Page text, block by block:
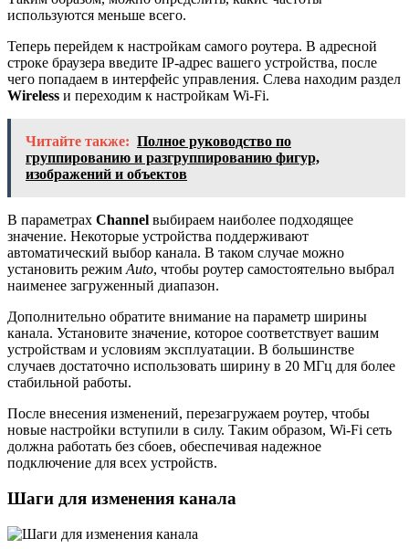
используются меньше всего.
Теперь перейдем к настройкам самого роутера. В адресной
строке браузера введите IP-адрес вашего устройства, после
чего попадаем в интерфейс управления. Слева находим раздел
Wireless и переходим к настройкам Wi-Fi.
Читайте также: Полное руководство по
группированию и разгруппированию фигур,
изображений и объектов
В параметрах Channel выбираем наиболее подходящее
значение. Некоторые устройства поддерживают
автоматический выбор канала. В таком случае можно
установить режимAuto, чтобы роутер самостоятельно выбрал
наименее загруженный диапазон.
Дополнительно обратите внимание на параметр ширины
канала. Установите значение, которое соответствует вашим
устройствам и условиям эксплуатации. В большинстве
случаев достаточно использовать ширину в 20 МГц для более
стабильной работы.
После внесения изменений, перезагружаем роутер, чтобы
новые настройки вступили в силу. Таким образом, Wi-Fi сеть
должна работать без сбоев, обеспечивая надежное
подключение для всех устройств.
Шаги для изменения канала